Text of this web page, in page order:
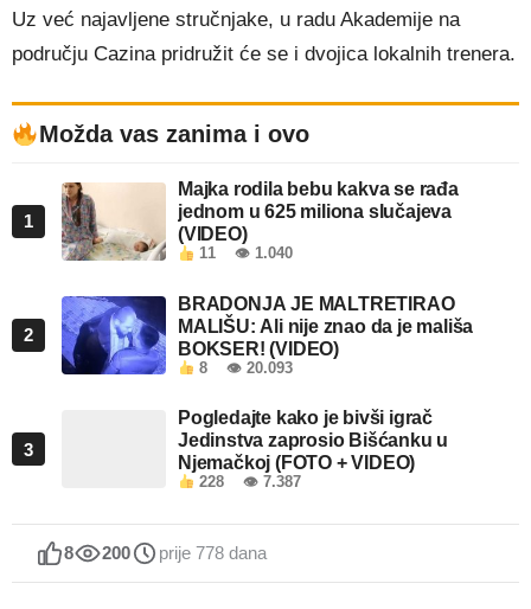
Uz već najavljene stručnjake, u radu Akademije na
području Cazina pridružit će se i dvojica lokalnih trenera.
Možda vas zanima i ovo
1
Majka rodila bebu kakva se rađa
jednom u 625 miliona slučajeva
(VIDEO)
11 👁 1.040
2
BRADONJA JE MALTRETIRAO
MALIŠU: Ali nije znao da je mališa
BOKSER! (VIDEO)
8 👁 20.093
3
Pogledajte kako je bivši igrač
Jedinstva zaprosio Bišćanku u
Njemačkoj (FOTO + VIDEO)
228 👁 7.387
8 200 prije 778 dana